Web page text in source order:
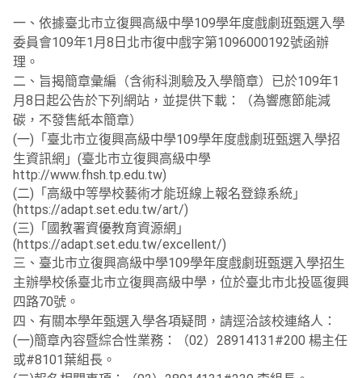
一、依據臺北市立復興高級中學109學年度戲劇班甄選入學
委員會109年1月8日北市復中戲字第1096000192號函辦
理。
二、旨揭簡章彙編（含術科測驗及入學簡章）已於109年1
月8日起公告於下列網站，並提供下載：（為響應節能減
碳，不發售紙本簡章）
(一)「臺北市立復興高級中學109學年度戲劇班甄選入學招
生資訊網」(臺北市立復興高級中學
http://www.fhsh.tp.edu.tw)
(二)「高級中等學校藝術才能班線上報名登錄系統」
(https://adapt.set.edu.tw/art/)
(三)「國教署資優教育資源網」
(https://adapt.set.edu.tw/excellent/)
三、臺北市立復興高級中學109學年度戲劇班甄選入學招生
主辦學校係臺北市立復興高級中學，位於臺北市北投區復興
四路70號。
四、有關本學年甄選入學各項疑問，請逕洽該校連絡人：
(一)簡章內容暨綜合性業務：（02）28914131#200 楊主任
或#8101葉組長。